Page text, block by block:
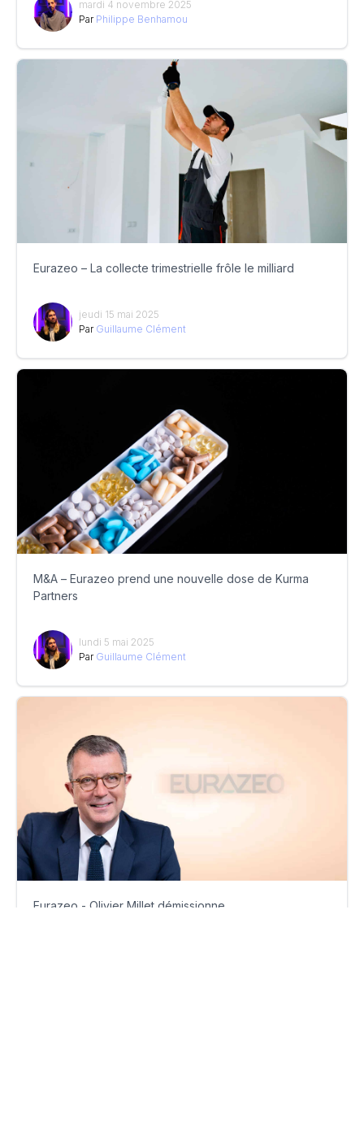
mardi 4 novembre 2025
Par Philippe Benhamou
Eurazeo – La collecte trimestrielle frôle le milliard
jeudi 15 mai 2025
Par Guillaume Clément
M&A – Eurazeo prend une nouvelle dose de Kurma
Partners
lundi 5 mai 2025
Par Guillaume Clément
Eurazeo - Olivier Millet démissionne